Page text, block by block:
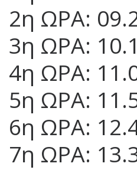
2η ΩΡΑ:
3η ΩΡΑ:
4η ΩΡΑ:
5η ΩΡΑ:
6η ΩΡΑ:
7η ΩΡΑ: